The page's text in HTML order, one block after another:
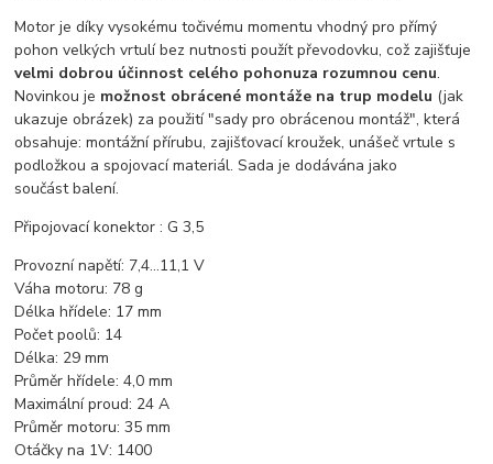
Motor je díky vysokému točivému momentu vhodný pro přímý
pohon velkých vrtulí bez nutnosti použít převodovku, což zajišťuje
velmi dobrou účinnost celého pohonuza rozumnou cenu.
Novinkou je možnost obrácené montáže na trup modelu (jak
ukazuje obrázek) za použití "sady pro obrácenou montáž", která
obsahuje: montážní přírubu, zajišťovací kroužek, unášeč vrtule s
podložkou a spojovací materiál. Sada je dodávána jako
součást balení.
Připojovací konektor : G 3,5
Provozní napětí: 7,4...11,1 V
Váha motoru: 78 g
Délka hřídele: 17 mm
Počet poolů: 14
Délka: 29 mm
Průměr hřídele: 4,0 mm
Maximální proud: 24 A
Průměr motoru: 35 mm
Otáčky na 1V: 1400